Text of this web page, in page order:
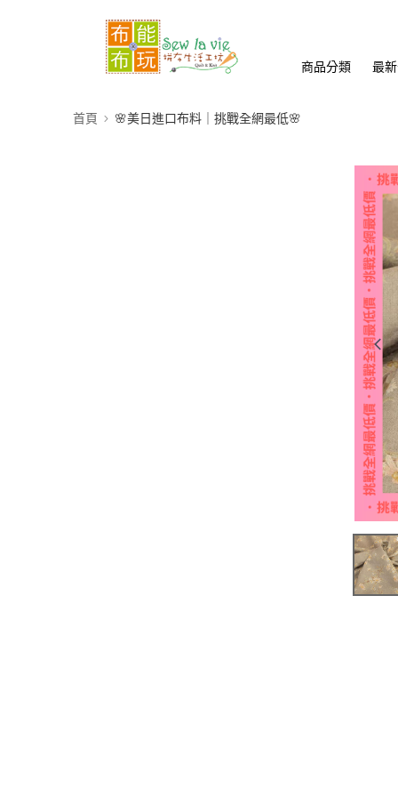
商品分類 最
首頁 🌸美日進口布料｜挑戰全網最低🌸